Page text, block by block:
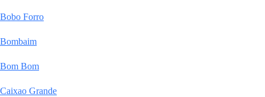
Bobo Forro
Bombaim
Bom Bom
Caixao Grande